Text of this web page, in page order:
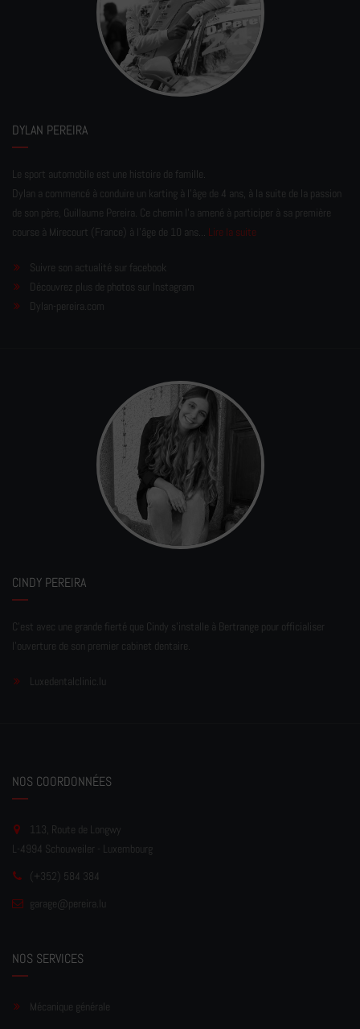
DYLAN PEREIRA
Le sport automobile est une histoire de famille.
Dylan a commencé à conduire un karting à l’âge de 4 ans, à la suite de la passion
de son père, Guillaume Pereira. Ce chemin l'a amené à participer à sa première
course à Mirecourt (France) à l'âge de 10 ans... Lire la suite
Suivre son actualité sur facebook
Découvrez plus de photos sur Instagram
Dylan-pereira.com
CINDY PEREIRA
C'est avec une grande fierté que Cindy s'installe à Bertrange pour officialiser
l'ouverture de son premier cabinet dentaire.
Luxedentalclinic.lu
NOS COORDONNÉES
113, Route de Longwy
L-4994 Schouweiler - Luxembourg
(+352) 584 384
garage@pereira.lu
NOS SERVICES
Mécanique générale